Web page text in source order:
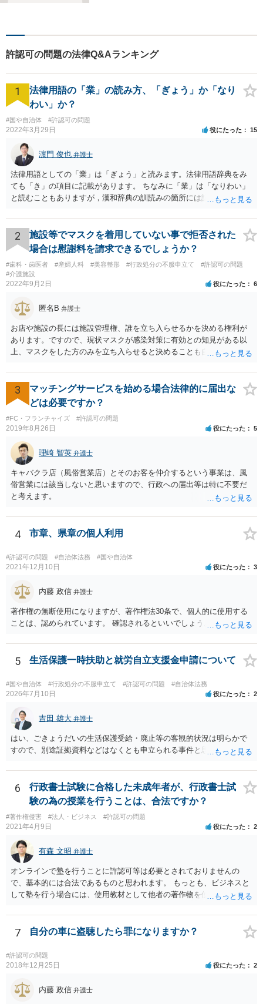
許認可の問題の法律Q&Aランキング
1
法律用語の「業」の読み方、「ぎょう」か「なり
わい」か？
#国や自治体 #許認可の問題
2022年3月29日 役にたった 15
濵門 俊也 弁護士
法律用語としての「業」は「ぎょう」と読みます。法律用語辞典をみ
ても「き」の項目に記載があります。 ちなみに「業」は「なりわい」
と読むこともありますが，漢和辞典の訓読みの箇所には記載がないで
2
施設等でマスクを着用していない事で拒否された
場合は慰謝料を請求できるでしょうか？
#歯科・歯医者 #産婦人科 #美容整形 #行政処分の不服申立て
#許認可の問題
#介護施設
2022年9月2日 役にたった 6
匿名B 弁護士
お店や施設の長には施設管理権、誰を立ち入らせるかを決める権利が
あります。ですので、現状マスクが感染対策に有効との知見がある以
上、マスクをした方のみを立ち入らせると決めることも自由であり、
など公益的な側面のある業種ですと、公衆浴場法など各種業法で定め
られた理由以外での利用拒否は禁止されていますし、公の施設でもマ
スクなしだけでの利用拒否は問題となりえますが、民間のお店に対し
ては慰謝料の請求は認められないと考えられます。
3
マッチングサービスを始める場合法律的に届出な
どは必要ですか？
#FC・フランチャイズ #許認可の問題
2019年8月26日 役にたった 5
理崎 智英 弁護士
キャバクラ店（風俗営業店）とそのお客を仲介するという事業は、風
俗営業には該当しないと思いますので、行政への届出等は特に不要だ
と考えます。
4 市章、県章の個人利用
#許認可の問題 #自治体法務 #国や自治体
2021年12月10日 役にたった 3
内藤 政信 弁護士
著作権の無断使用になりますが、著作権法30条で、個人的に使用する
ことは、認められています。 確認されるといいでしょう。
5 生活保護一時扶助と就労自立支援金申請について
#国や自治体 #行政処分の不服申立て #許認可の問題 #自治体法務
2026年7月10日 役にたった 2
吉田 雄大 弁護士
はい、ごきょうだいの生活保護受給・廃止等の客観的状況は明らかで
すので、別途証拠資料などはなくとも申立られる事件と思います。
6
行政書士試験に合格した未成年者が、行政書士試
験の為の授業を行うことは、合法ですか？
#著作権侵害 #法人・ビジネス #許認可の問題
2021年4月9日 役にたった 2
有森 文昭 弁護士
オンラインで塾を行うことに許認可等は必要とされておりませんの
で、基本的には合法であるものと思われます。 もっとも、ビジネスと
して塾を行う場合には、使用教材として他者の著作物を使用しないこ
護士にご相談いただきながら進めていただいた方が安心であるように
思います。
7 自分の車に盗聴したら罪になりますか？
#許認可の問題
2018年12月25日 役にたった 2
内藤 政信 弁護士